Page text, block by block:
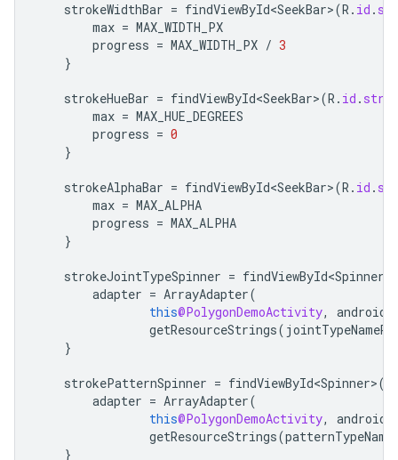
strokeWidthBar = findViewById<SeekBar>(R . id .
max = MAX_WIDTH_PX
progress = MAX_WIDTH_PX / 3
}
strokeHueBar = findViewById<SeekBar>(R . id .
max = MAX_HUE_DEGREES
progress = 0
}
strokeAlphaBar = findViewById<SeekBar>(R . id .
max = MAX_ALPHA
progress = MAX_ALPHA
}
strokeJointTypeSpinner = findViewById<Spinner>
adapter = ArrayAdapter(
this@PolygonDemoActivity, android
getResourceStrings(
}
strokePatternSpinner = findViewById<Spinner>(
adapter = ArrayAdapter(
this@PolygonDemoActivity, android
getResourceStrings(
}